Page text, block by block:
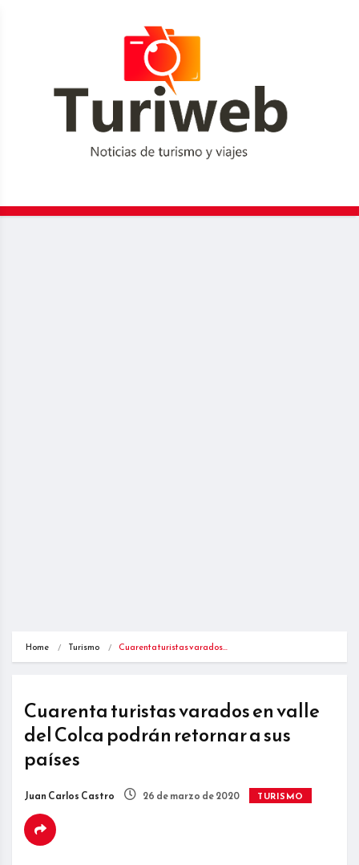
Home Turismo Cuarenta turistas varados…
Cuarenta turistas varados en valle
del Colca podrán retornar a sus
países
Juan Carlos Castro 26 de marzo de 2020 TURISMO